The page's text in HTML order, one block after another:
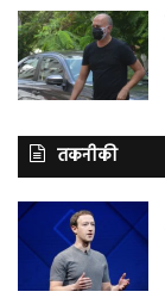
तकनीकी